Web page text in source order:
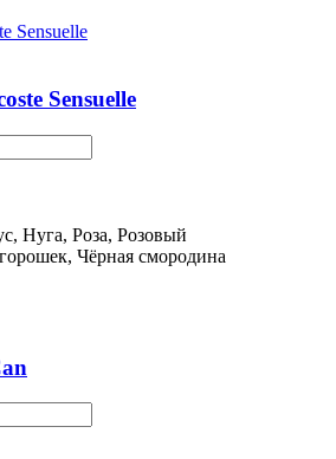
Sensuelle
Нуга, Роза, Розовый
Чёрная смородина